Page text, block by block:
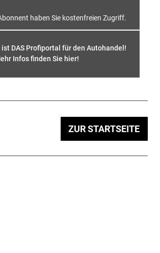
haben Sie kostenfreien Zugriff.
ist DAS Profiportal für den Autohandel!
Infos finden Sie hier!
ZUR STARTSEITE